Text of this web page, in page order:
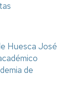
Huesca José
de